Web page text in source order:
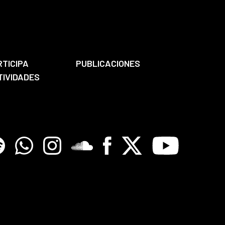
PUBLICACIONES
WhatsappInstagramSoundcloreFacebook
X Youtube